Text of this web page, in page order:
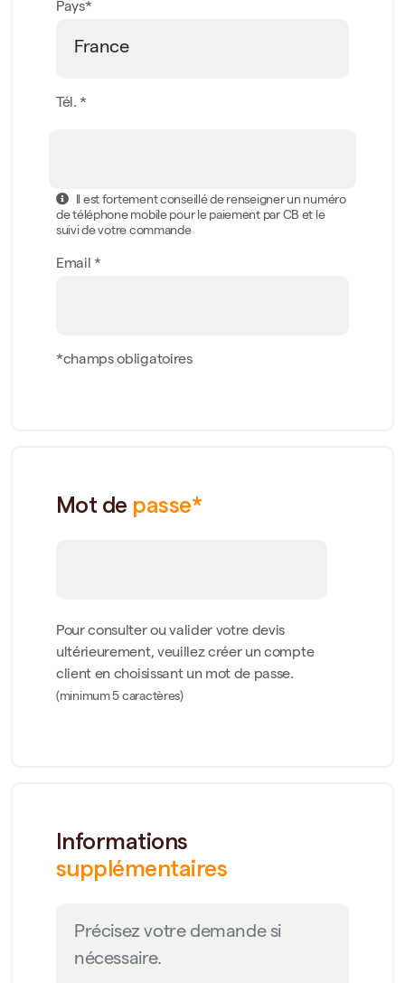
Pays*
Tél. *
Il est fortement conseillé de renseigner un numéro
de téléphone mobile pour le paiement par CB et le
suivi de votre commande
Email *
*champs obligatoires
Mot de passe*
Pour consulter ou valider votre devis
ultérieurement, veuillez créer un compte
client en choisissant un mot de passe.
(minimum 5 caractères)
Informations
supplémentaires